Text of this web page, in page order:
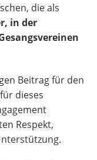
die als
in der
Beitrag für den
dieses
Respekt,